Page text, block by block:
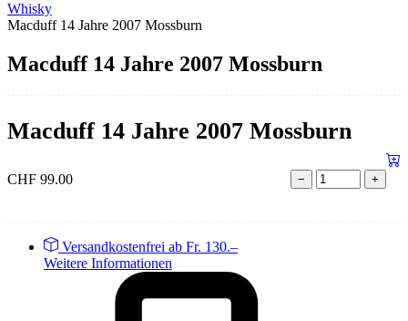
Whisky
Macduff 14 Jahre 2007 Mossburn
Macduff 14 Jahre 2007 Mossburn
Macduff 14 Jahre 2007 Mossburn
CHF 99.00 − +
Versandkostenfrei ab Fr. 130.–
Weitere Informationen